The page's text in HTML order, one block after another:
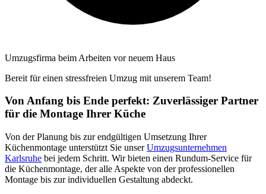
Umzugsfirma beim Arbeiten vor neuem Haus
Bereit für einen stressfreien Umzug mit unserem Team!
Von Anfang bis Ende perfekt: Zuverlässiger Partner
für die Montage Ihrer Küche
Von der Planung bis zur endgültigen Umsetzung Ihrer
Küchenmontage unterstützt Sie unserUmzugsunternehmen
Karlsruhe bei jedem Schritt. Wir bieten einen Rundum-Service für
die Küchenmontage, der alle Aspekte von der professionellen
Montage bis zur individuellen Gestaltung abdeckt.